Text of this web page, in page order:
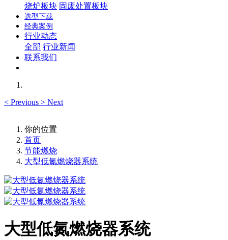
烧炉板块 固废处置板块
选型下载
经典案例
行业动态
全部 行业新闻
联系我们
< Previous > Next
你的位置
首页
节能燃烧
大型低氮燃烧器系统
大型低氮燃烧器系统